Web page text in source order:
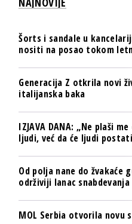
Šorts i sandale u
nositi na posao tokom
Generacija Z otkrila novi
italijanska baka
IZJAVA DANA: „Ne plaši
ljudi, već da će ljudi
Od polja nane do žvakaće
održiviji lanac snabdevanja
MOL Serbia otvorila novu